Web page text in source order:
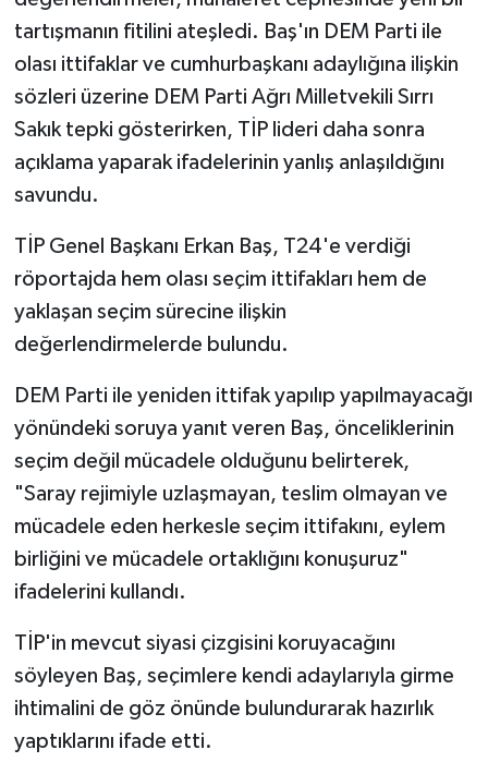
tartışmanın fitilini ateşledi. Baş'ın DEM Parti ile
olası ittifaklar ve cumhurbaşkanı adaylığına ilişkin
sözleri üzerine DEM Parti Ağrı Milletvekili Sırrı
Sakık tepki gösterirken, TİP lideri daha sonra
açıklama yaparak ifadelerinin yanlış anlaşıldığını
savundu.
TİP Genel Başkanı Erkan Baş, T24'e verdiği
röportajda hem olası seçim ittifakları hem de
yaklaşan seçim sürecine ilişkin
değerlendirmelerde bulundu.
DEM Parti ile yeniden ittifak yapılıp yapılmayacağı
yönündeki soruya yanıt veren Baş, önceliklerinin
seçim değil mücadele olduğunu belirterek,
"Saray rejimiyle uzlaşmayan, teslim olmayan ve
mücadele eden herkesle seçim ittifakını, eylem
birliğini ve mücadele ortaklığını konuşuruz"
ifadelerini kullandı.
TİP'in mevcut siyasi çizgisini koruyacağını
söyleyen Baş, seçimlere kendi adaylarıyla girme
ihtimalini de göz önünde bulundurarak hazırlık
yaptıklarını ifade etti.